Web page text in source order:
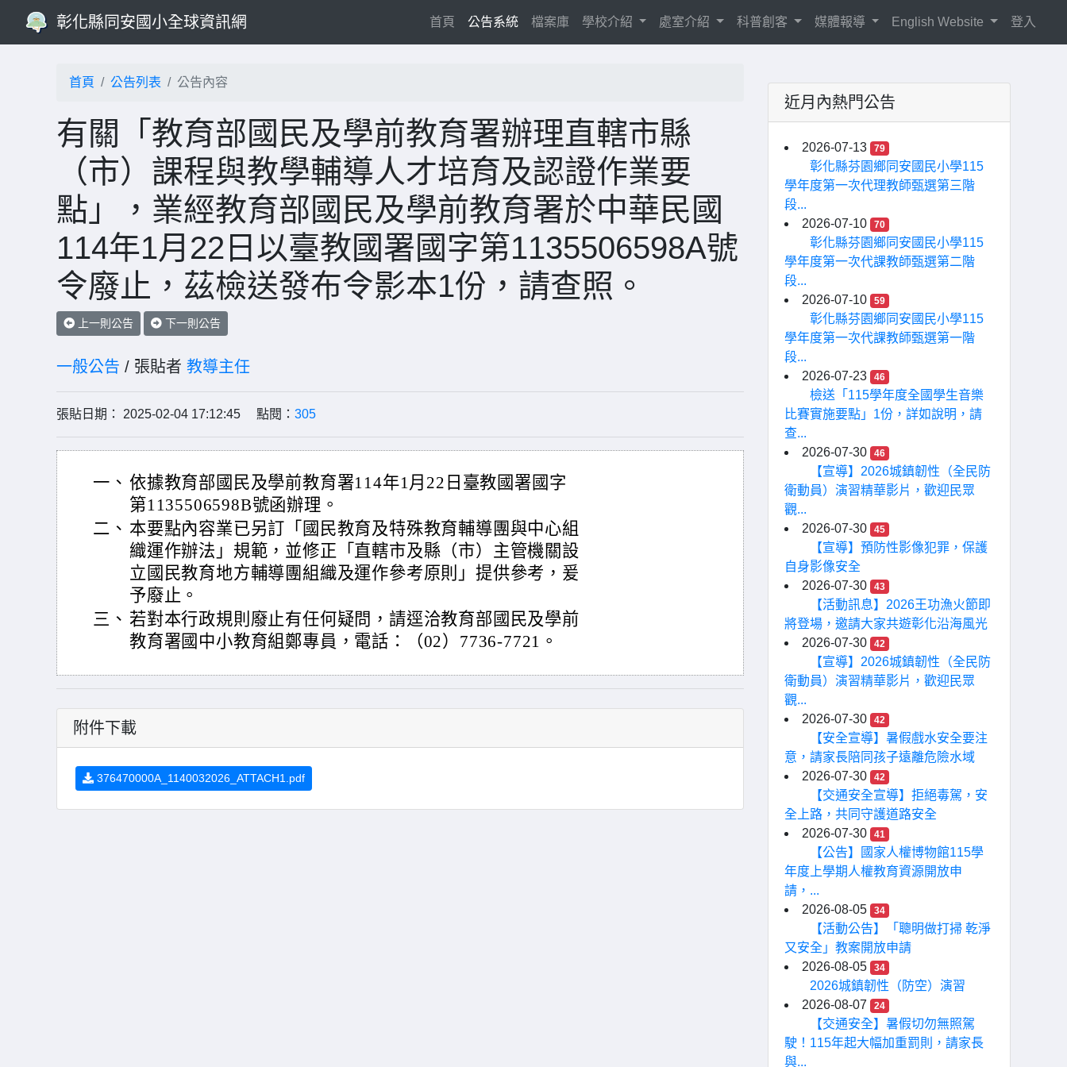
彰化縣同安國小全球資訊網 首頁(current)
公告系統 檔案庫 學校介紹 處室介紹 科普創客 媒體報導 English Website 登入
首頁 公告列表 公告內容
有關「教育部國民及學前教育署辦理直轄市縣
（市）課程與教學輔導人才培育及認證作業要
點」，業經教育部國民及學前教育署於中華民國
114年1月22日以臺教國署國字第1135506598A號
令廢止，茲檢送發布令影本1份，請查照。
上一則公告 下一則公告
一般公告 / 張貼者 教導主任
張貼日期： 2025-02-04 17:12:45 點閱： 305
一、 依據教育部國民及學前教育署114年1月22日臺教國署國字
第1135506598B號函辦理。
二、 本要點內容業已另訂「國民教育及特殊教育輔導團與中心組
織運作辦法」規範，並修正「直轄市及縣（市）主管機關設
立國民教育地方輔導團組織及運作參考原則」提供參考，爰
予廢止。
三、 若對本行政規則廢止有任何疑問，請逕洽教育部國民及學前
教育署國中小教育組鄭專員，電話：（02）7736-7721。
附件下載
376470000A_1140032026_ATTACH1.pdf
近月內熱門公告
2026-07-13 79
彰化縣芬園鄉同安國民小學115
學年度第一次代理教師甄選第三階
段...
2026-07-10
70
彰化縣芬園鄉同安國民小學115
學年度第一次代課教師甄選第二階
段...
2026-07-10
59
彰化縣芬園鄉同安國民小學115
學年度第一次代課教師甄選第一階
段...
2026-07-23
46
檢送「115學年度全國學生音樂
比賽實施要點」1份，詳如說明，請
查...
2026-07-30
46
【宣導】2026城鎮韌性（全民防
衛動員）演習精華影片，歡迎民眾
觀...
2026-07-30
45
【宣導】預防性影像犯罪，保護
自身影像安全
2026-07-30
43
【活動訊息】2026王功漁火節即
將登場，邀請大家共遊彰化沿海風光
2026-07-30
42
【宣導】2026城鎮韌性（全民防
衛動員）演習精華影片，歡迎民眾
觀...
2026-07-30
42
【安全宣導】暑假戲水安全要注
意，請家長陪同孩子遠離危險水域
2026-07-30
42
【交通安全宣導】拒絕毒駕，安
全上路，共同守護道路安全
2026-07-30
41
【公告】國家人權博物館115學
年度上學期人權教育資源開放申
請，...
2026-08-05
34
【活動公告】「聰明做打掃 乾淨
又安全」教案開放申請
2026-08-05
34
2026城鎮韌性（防空）演習
2026-08-07
24
【交通安全】暑假切勿無照駕
駛！115年起大幅加重罰則，請家長
與...